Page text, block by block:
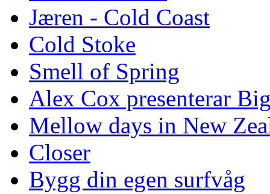
Jæren - Cold Coast
Cold Stoke
Smell of Spring
Alex Cox presenterar
Mellow days in New
Closer
Bygg din egen surfvåg